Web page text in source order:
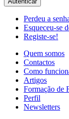
Perdeu a
Esqueceu-se
Registe-se!
Quem somos
Contactos
Como
Artigos
Formação de
Perfil
Newsletters